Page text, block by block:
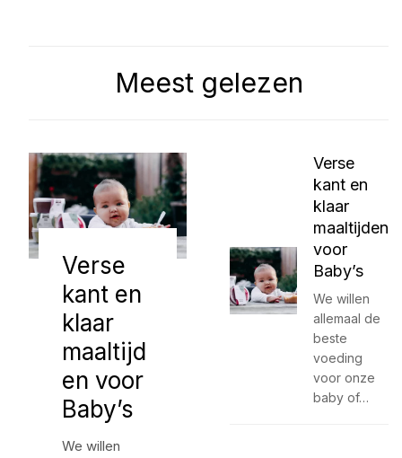
Meest gelezen
Verse
kant en
klaar
maaltijd
en voor
Baby’s
We willen
Verse
kant en
klaar
maaltijden
voor
Baby’s
We willen
allemaal de
beste
voeding
voor onze
baby of…